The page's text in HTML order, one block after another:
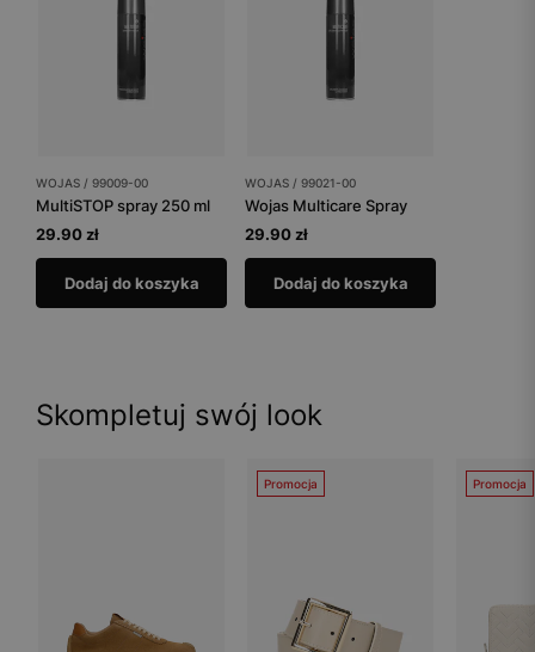
WOJAS / 99009-00
MultiSTOP spray 250 ml
29.90 zł
Dodaj do koszyka
WOJAS / 99021-00
Wojas Multicare Spray
29.90 zł
Dodaj do koszyka
Skompletuj swój look
Promocja Promocja